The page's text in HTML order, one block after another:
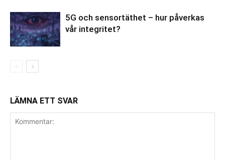
5G och sensortäthet – hur påverkas
vår integritet?
LÄMNA ETT SVAR